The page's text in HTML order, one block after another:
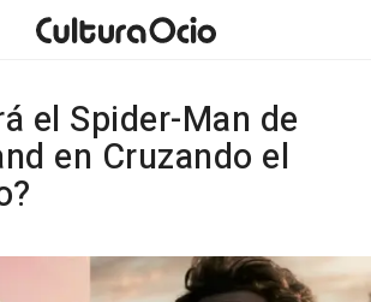
el Spider-Man de
en Cruzando el